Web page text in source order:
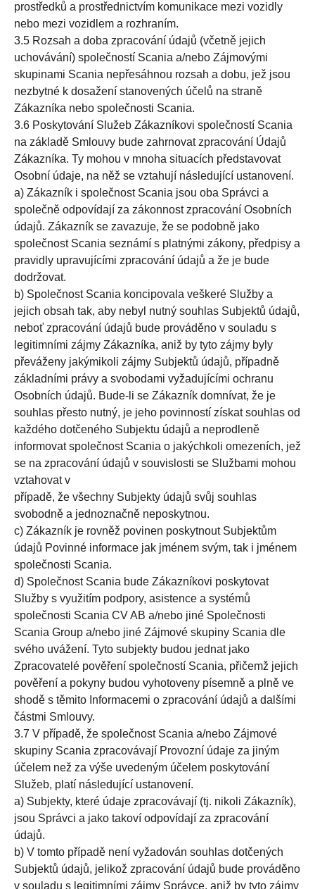
prostředků a prostřednictvím komunikace mezi vozidly
nebo mezi vozidlem a rozhraním.
3.5 Rozsah a doba zpracování údajů (včetně jejich
uchovávání) společností Scania a/nebo Zájmovými
skupinami Scania nepřesáhnou rozsah a dobu, jež jsou
nezbytné k dosažení stanovených účelů na straně
Zákazníka nebo společnosti Scania.
3.6 Poskytování Služeb Zákazníkovi společností Scania
na základě Smlouvy bude zahrnovat zpracování Údajů
Zákazníka. Ty mohou v mnoha situacích představovat
Osobní údaje, na něž se vztahují následující ustanovení.
a) Zákazník i společnost Scania jsou oba Správci a
společně odpovídají za zákonnost zpracování Osobních
údajů. Zákazník se zavazuje, že se podobně jako
společnost Scania seznámí s platnými zákony, předpisy a
pravidly upravujícími zpracování údajů a že je bude
dodržovat.
b) Společnost Scania koncipovala veškeré Služby a
jejich obsah tak, aby nebyl nutný souhlas Subjektů údajů,
neboť zpracování údajů bude prováděno v souladu s
legitimními zájmy Zákazníka, aniž by tyto zájmy byly
převáženy jakýmikoli zájmy Subjektů údajů, případně
základními právy a svobodami vyžadujícími ochranu
Osobních údajů. Bude-li se Zákazník domnívat, že je
souhlas přesto nutný, je jeho povinností získat souhlas od
každého dotčeného Subjektu údajů a neprodleně
informovat společnost Scania o jakýchkoli omezeních, jež
se na zpracování údajů v souvislosti se Službami mohou
vztahovat v
případě, že všechny Subjekty údajů svůj souhlas
svobodně a jednoznačně neposkytnou.
c) Zákazník je rovněž povinen poskytnout Subjektům
údajů Povinné informace jak jménem svým, tak i jménem
společnosti Scania.
d) Společnost Scania bude Zákazníkovi poskytovat
Služby s využitím podpory, asistence a systémů
společnosti Scania CV AB a/nebo jiné Společnosti
Scania Group a/nebo jiné Zájmové skupiny Scania dle
svého uvážení. Tyto subjekty budou jednat jako
Zpracovatelé pověření společností Scania, přičemž jejich
pověření a pokyny budou vyhotoveny písemně a plně ve
shodě s těmito Informacemi o zpracování údajů a dalšími
částmi Smlouvy.
3.7 V případě, že společnost Scania a/nebo Zájmové
skupiny Scania zpracovávají Provozní údaje za jiným
účelem než za výše uvedeným účelem poskytování
Služeb, platí následující ustanovení.
a) Subjekty, které údaje zpracovávají (tj. nikoli Zákazník),
jsou Správci a jako takoví odpovídají za zpracování
údajů.
b) V tomto případě není vyžadován souhlas dotčených
Subjektů údajů, jelikož zpracování údajů bude prováděno
v souladu s legitimními zájmy Správce, aniž by tyto zájmy